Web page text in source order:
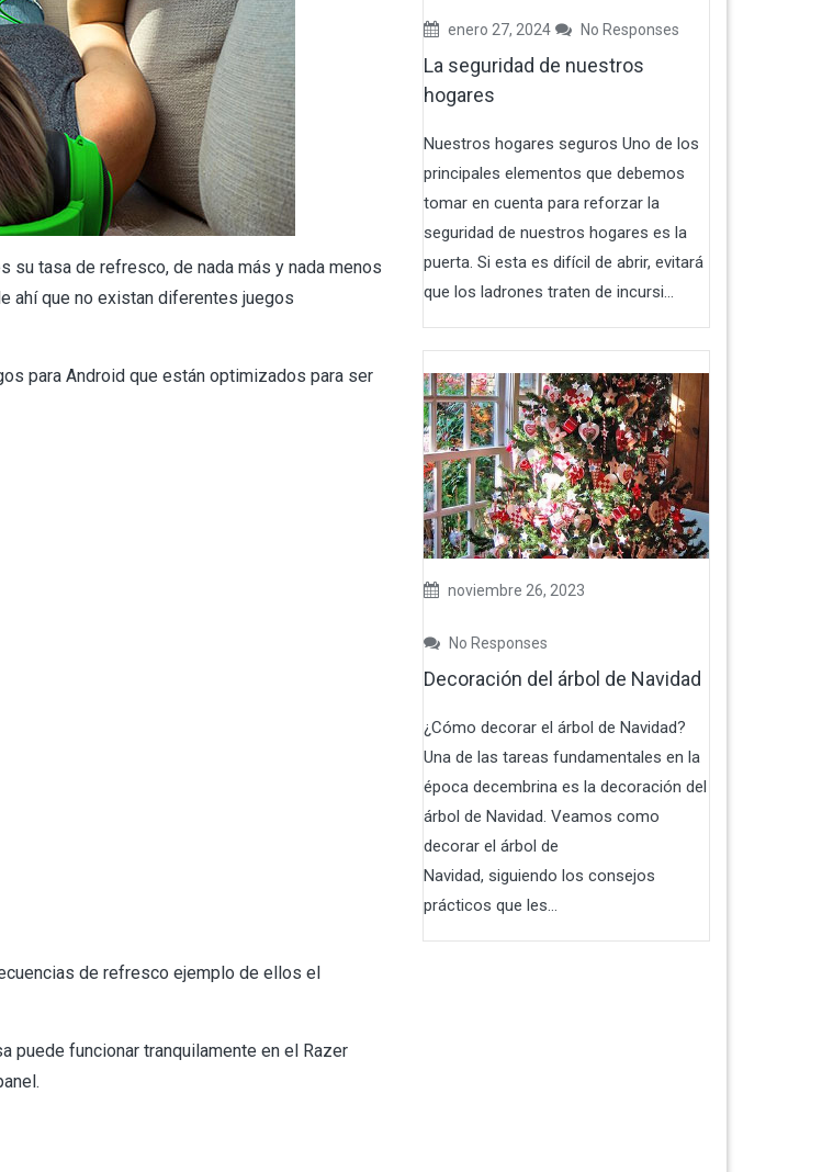
su tasa de refresco, de nada más y nada menos
ahí que no existan diferentes juegos
para Android que están optimizados para ser
de refresco ejemplo de ellos el
puede funcionar tranquilamente en el Razer
enero 27, 2024 No Responses
La seguridad de nuestros
hogares
Nuestros hogares seguros Uno de los
principales elementos que debemos
tomar en cuenta para reforzar la
seguridad de nuestros hogares es la
puerta. Si esta es difícil de abrir, evitará
que los ladrones traten de incursi...
noviembre 26, 2023
No Responses
Decoración del árbol de Navidad
¿Cómo decorar el árbol de Navidad?
Una de las tareas fundamentales en la
época decembrina es la decoración del
árbol de Navidad. Veamos como
decorar el árbol de
Navidad, siguiendo los consejos
prácticos que les...